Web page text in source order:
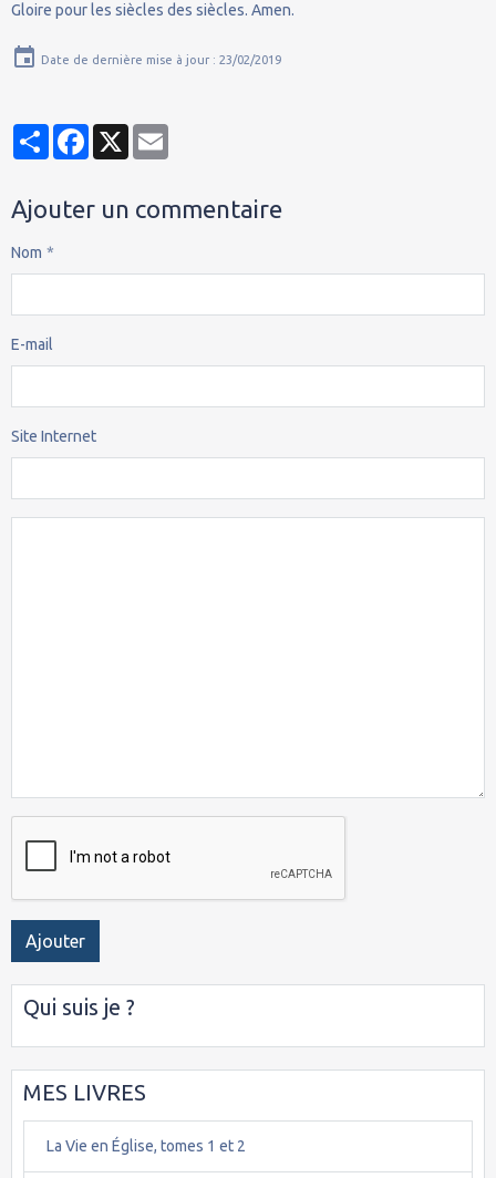
Gloire pour les siècles des siècles. Amen.
Date de dernière mise à jour : 23/02/2019
PartagerFacebook
X
Ajouter un commentaire
Nom
E-mail
Site Internet
Ajouter
Qui suis je ?
MES LIVRES
La Vie en Église, tomes 1 et 2